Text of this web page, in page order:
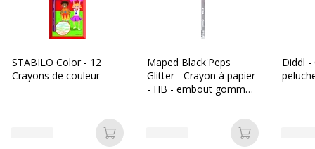
STABILO Color - 12
Crayons de couleur
Ajouter au panier
Maped Black'Peps
Glitter - Crayon à papier
- HB - embout gomme -
Ajouter au
Diddl -